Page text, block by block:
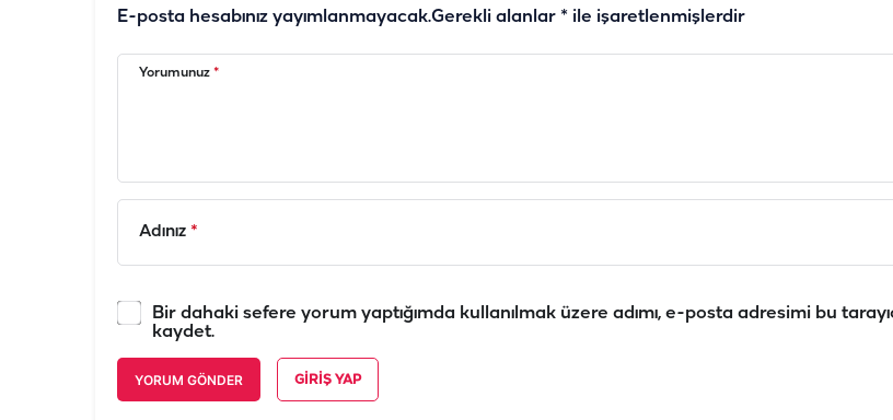
E-posta hesabınız yayımlanmayacak.Gerekli alanlar * ile işaretlenmişlerdir
Yorumunuz *
Adınız *
Bir dahaki sefere yorum yaptığımda kullanılmak üzere adımı, e-posta adresimi bu
kaydet.
YORUM GÖNDER GIRIŞ YAP